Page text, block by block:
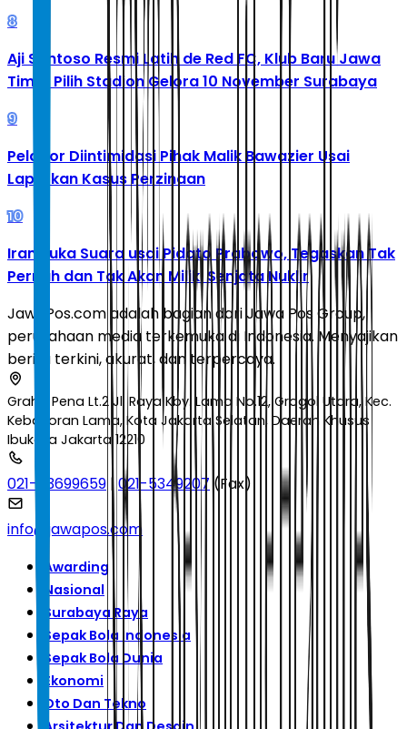
8
Aji Santoso Resmi Latih de Red FC, Klub Baru Jawa
Timur Pilih Stadion Gelora 10 November Surabaya
9
Pelapor Diintimidasi Pihak Malik Bawazier Usai
Laporkan Kasus Perzinaan
10
Iran Buka Suara usai Pidato Prabowo, Tegaskan Tak
Pernah dan Tak Akan Miliki Senjata Nuklir
JawaPos.com adalah bagian dari Jawa Pos Group,
perusahaan media terkemuka di Indonesia. Menyajikan
berita terkini, akurat, dan terpercaya.
Graha Pena Lt.2 Jl. Raya Kby. Lama No.12, Grogol Utara, Kec.
Kebayoran Lama, Kota Jakarta Selatan, Daerah Khusus
Ibukota Jakarta 12210
021-53699659 |021-5349207(Fax)
info@jawapos.com
Awarding
Nasional
Surabaya Raya
Sepak Bola Indonesia
Sepak Bola Dunia
Ekonomi
Oto Dan Tekno